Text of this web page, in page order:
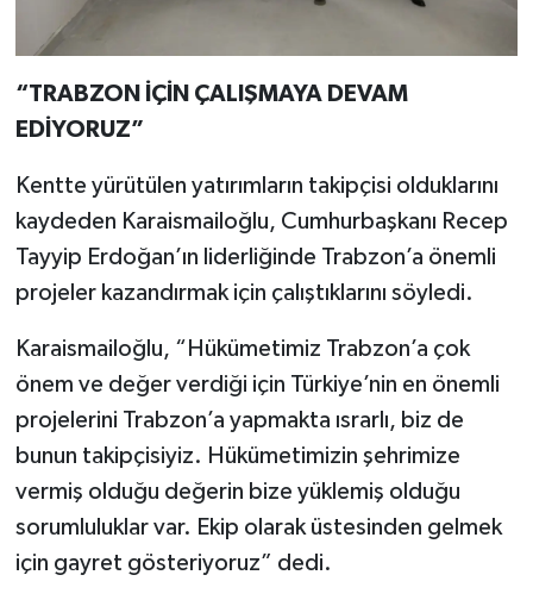
“TRABZON İÇİN ÇALIŞMAYA DEVAM
EDİYORUZ”
Kentte yürütülen yatırımların takipçisi olduklarını
kaydeden Karaismailoğlu, Cumhurbaşkanı Recep
Tayyip Erdoğan’ın liderliğinde Trabzon’a önemli
projeler kazandırmak için çalıştıklarını söyledi.
Karaismailoğlu, “Hükümetimiz Trabzon’a çok
önem ve değer verdiği için Türkiye’nin en önemli
projelerini Trabzon’a yapmakta ısrarlı, biz de
bunun takipçisiyiz. Hükümetimizin şehrimize
vermiş olduğu değerin bize yüklemiş olduğu
sorumluluklar var. Ekip olarak üstesinden gelmek
için gayret gösteriyoruz” dedi.